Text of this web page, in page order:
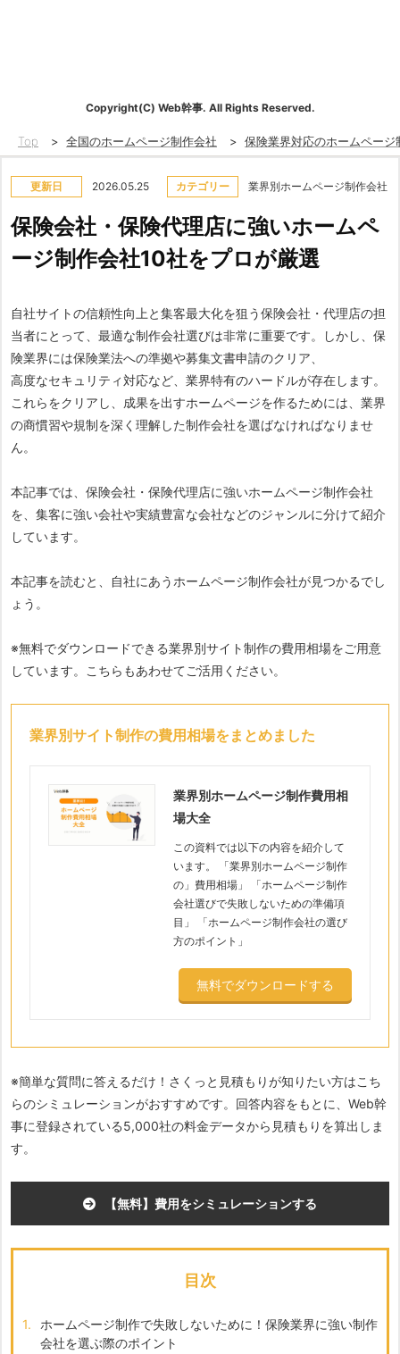
Copyright(C) Web幹事. All Rights Reserved.
Top > 全国のホームページ制作会社 > 保険業界対応のホームページ
更新日 2026.05.25 カテゴリー 業界別ホームページ制作会社
保険会社・保険代理店に強いホームペ
ージ制作会社10社をプロが厳選
自社サイトの信頼性向上と集客最大化を狙う保険会社・代理店の担
当者にとって、最適な制作会社選びは非常に重要です。しかし、保
険業界には保険業法への準拠や募集文書申請のクリア、
高度なセキュリティ対応など、業界特有のハードルが存在します。
これらをクリアし、成果を出すホームページを作るためには、業界
の商慣習や規制を深く理解した制作会社を選ばなければなりませ
ん。
本記事では、保険会社・保険代理店に強いホームページ制作会社
を、集客に強い会社や実績豊富な会社などのジャンルに分けて紹介
しています。
本記事を読むと、自社にあうホームページ制作会社が見つかるでし
ょう。
※無料でダウンロードできる業界別サイト制作の費用相場をご用意
しています。こちらもあわせてご活用ください。
業界別サイト制作の費用相場をまとめました
業界別ホームページ制作費用相
場大全
この資料では以下の内容を紹介して
います。 「業界別ホームページ制作
の」費用相場」 「ホームページ制作
会社選びで失敗しないための準備項
目」 「ホームページ制作会社の選び
方のポイント」
無料でダウンロードする
※簡単な質問に答えるだけ！さくっと見積もりが知りたい方はこち
らのシミュレーションがおすすめです。回答内容をもとに、Web幹
事に登録されている5,000社の料金データから見積もりを算出しま
す。
【無料】費用をシミュレーションする
目次
1.
ホームページ制作で失敗しないために！保険業界に強い制作
会社を選ぶ際のポイント